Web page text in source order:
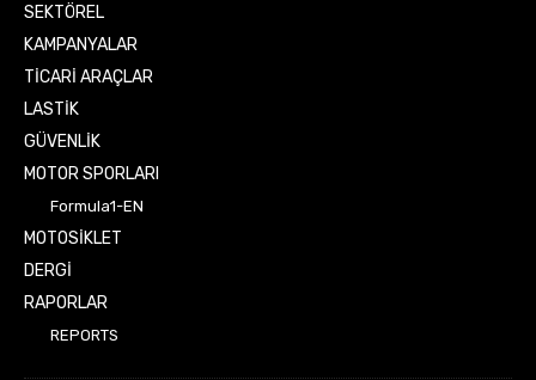
SEKTÖREL
KAMPANYALAR
TİCARİ ARAÇLAR
LASTİK
GÜVENLİK
MOTOR SPORLARI
Formula1-EN
MOTOSİKLET
DERGİ
RAPORLAR
REPORTS